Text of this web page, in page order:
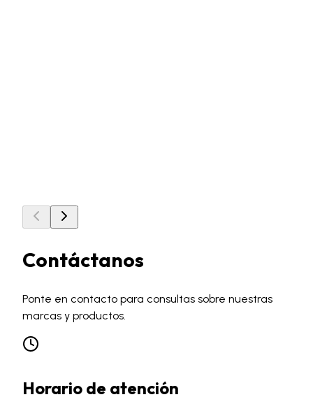
Contáctanos
Ponte en contacto para consultas sobre nuestras
marcas y productos.
Horario de atención